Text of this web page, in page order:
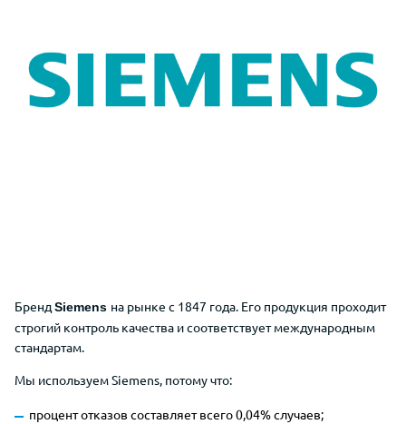
БрендSiemens на рынке с 1847 года. Его продукция проходит
строгий контроль качества и соответствует международным
стандартам.
Мы используем Siemens, потому что:
процент отказов составляет всего 0,04% случаев;